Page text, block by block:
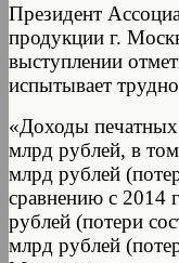
Президент
продукции г.
выступлении
испытывает
«Доходы
млрд рублей, в
млрд рублей
сравнению с 2014
рублей (потери
млрд рублей